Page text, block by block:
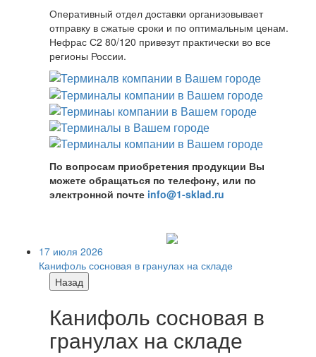
Оперативный отдел доставки организовывает
отправку в сжатые сроки и по оптимальным ценам.
Нефрас С2 80/120 привезут практически во все
регионы России.
По вопросам приобретения продукции Вы
можете обращаться по телефону, или по
электронной почте info@1-sklad.ru
17 июля 2026
Канифоль сосновая в гранулах на складе
Назад
Канифоль сосновая в
гранулах на складе